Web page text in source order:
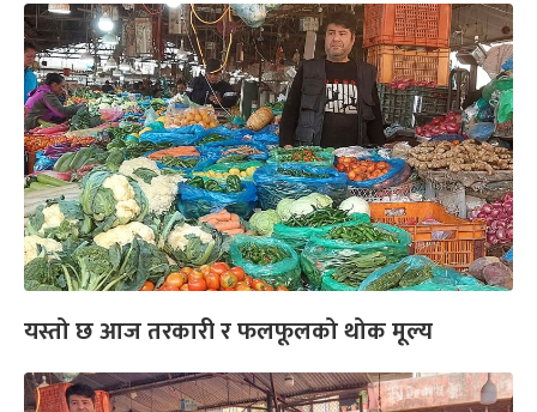
यस्तो छ आज तरकारी र फलफूलको थोक मूल्य